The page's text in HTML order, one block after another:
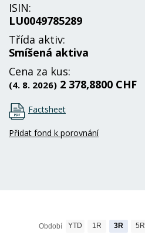
ISIN:
LU0049785289
Třída aktiv:
Smíšená aktiva
Cena za kus:
(4. 8. 2026) 2 378,8800 CHF
Factsheet
Přidat fond k porovnání
Období YTD 1R 3R 5R